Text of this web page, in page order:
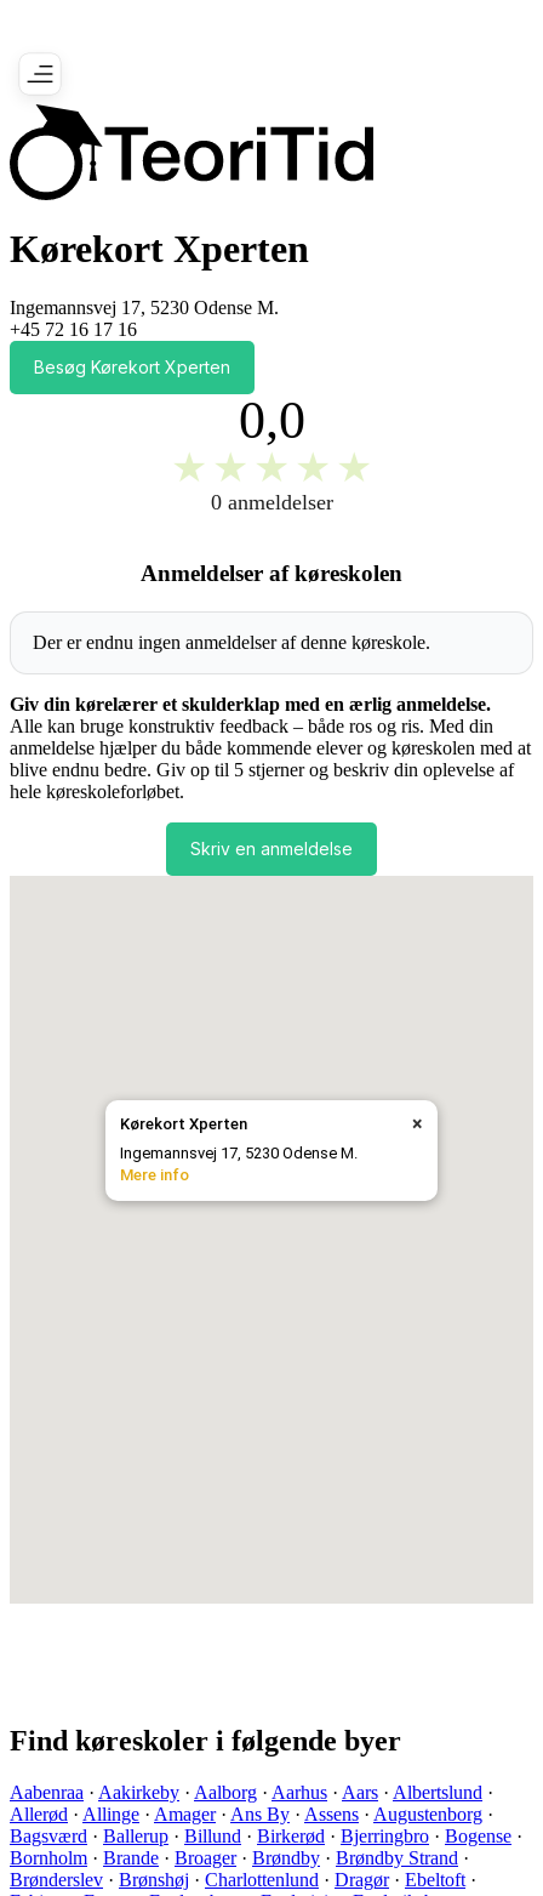
Kørekort Xperten
Ingemannsvej 17, 5230 Odense M.
+45 72 16 17 16
Besøg Kørekort Xperten
0,0
★ ★ ★ ★ ★
0 anmeldelser
Anmeldelser af køreskolen
Der er endnu ingen anmeldelser af denne køreskole.
Giv din kørelærer et skulderklap med en ærlig anmeldelse.
Alle kan bruge konstruktiv feedback – både ros og ris. Med din
anmeldelse hjælper du både kommende elever og køreskolen med at
blive endnu bedre. Giv op til 5 stjerner og beskriv din oplevelse af
hele køreskoleforløbet.
Skriv en anmeldelse
×
Kørekort Xperten
Ingemannsvej 17, 5230 Odense M.
Mere info
Find køreskoler i følgende byer
Aabenraa · Aakirkeby · Aalborg · Aarhus · Aars · Albertslund ·
Allerød · Allinge · Amager· Ans By · Assens · Augustenborg ·
Bagsværd · Ballerup · Billund · Birkerød · Bjerringbro · Bogense ·
Bornholm · Brande · Broager· Brøndby · Brøndby Strand ·
Brønderslev · Brønshøj · Charlottenlund · Dragør· Ebeltoft ·